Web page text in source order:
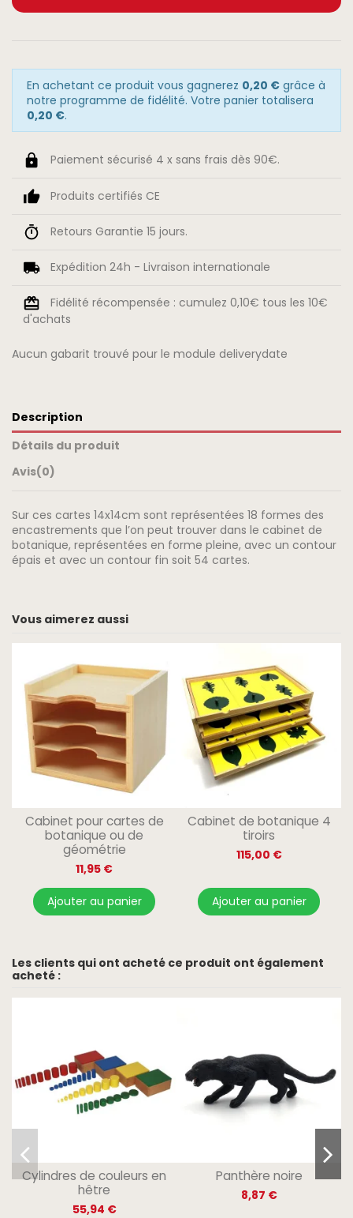
En achetant ce produit vous gagnerez 0,20 €grâce à
notre programme de fidélité. Votre panier totalisera
0,20 €.
Paiement sécurisé 4 x sans frais dès 90€.
Produits certifiés CE
Retours Garantie 15 jours.
Expédition 24h - Livraison internationale
Fidélité récompensée : cumulez 0,10€ tous les 10€
d'achats
Aucun gabarit trouvé pour le module deliverydate
Description
Détails du produit
Avis(0)
Sur ces cartes 14x14cm sont représentées 18 formes des
encastrements que l’on peut trouver dans le cabinet de
botanique, représentées en forme pleine, avec un contour
épais et avec un contour fin soit 54 cartes.
Vous aimerez aussi
Cabinet pour cartes de
botanique ou de
géométrie
11,95 €
Ajouter au panier
Cabinet de botanique 4
tiroirs
115,00 €
Ajouter au panier
Les clients qui ont acheté ce produit ont également
acheté :
Cylindres de couleurs en
hêtre
55,94 €
Panthère noire
8,87 €